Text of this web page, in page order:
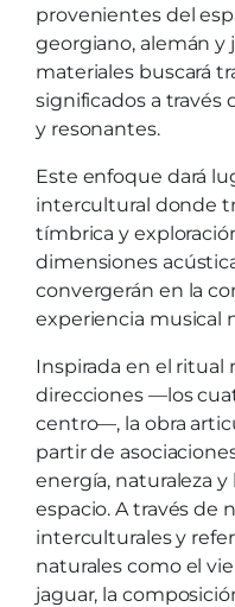
provenientes del
georgiano, alemán y
materiales buscará
significados a través
y resonantes.
Este enfoque dará
intercultural donde
tímbrica y
dimensiones
convergerán en la
experiencia musical
Inspirada en el ritual
direcciones —los
centro—, la obra
partir de
energía, naturaleza
espacio. A través de
interculturales y
naturales como el
jaguar, la